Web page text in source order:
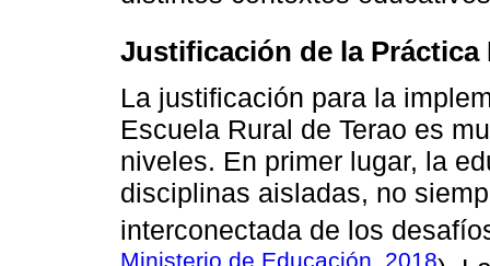
Justificación de la Práctica
La justificación para la
Escuela Rural de Terao es
niveles. En primer lugar, la
disciplinas aisladas, no
interconectada de los
Ministerio de Educación, 2018